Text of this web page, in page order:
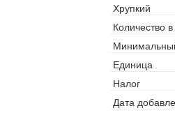
Хрупкий
Количество
Единица
Налог
Дата